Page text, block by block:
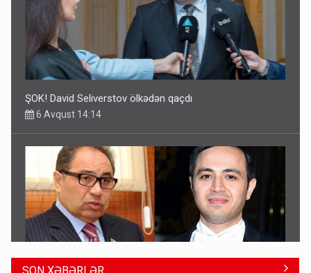
Geri çağırılan səfir Abel Məhərrəmovun oğludur - DOSYE
14:07